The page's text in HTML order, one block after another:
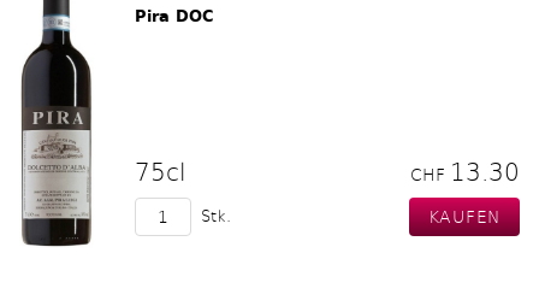
Pira DOC
75cl CHF 13.30
Stk.